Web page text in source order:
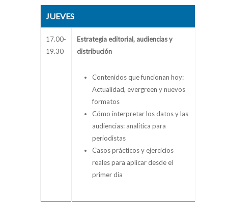
JUEVES
17.00-
19.30
Estrategia editorial, audiencias y
distribución
Contenidos que funcionan hoy:
Actualidad, evergreen y nuevos
formatos
Cómo interpretar los datos y las
audiencias: analítica para
periodistas
Casos prácticos y ejercicios
reales para aplicar desde el
primer día